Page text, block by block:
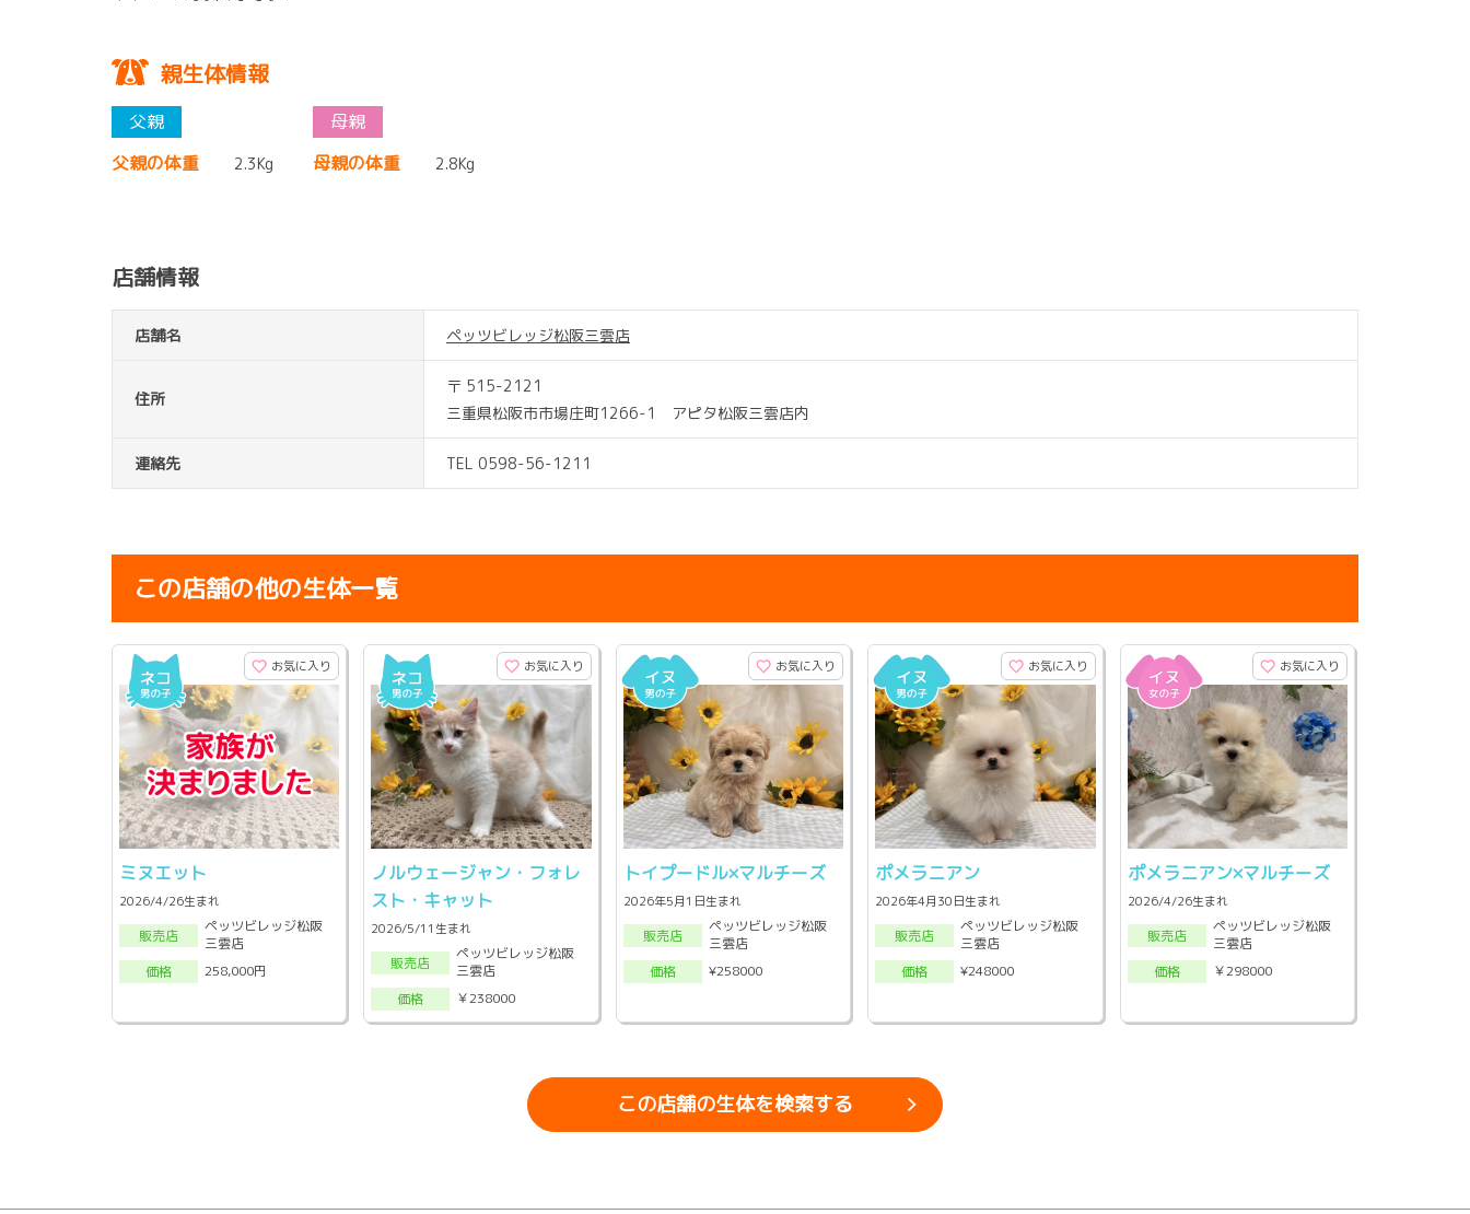
親生体情報
父親の体重 2.3Kg 母親の体重 2.8Kg
店舗情報
店舗名 ペッツビレッジ松阪三雲店
住所
〒 515-2121
三重県松阪市市場庄町1266-1 アピタ松阪三雲店内
連絡先 TEL 0598-56-1211
この店舗の他の生体一覧
お気に入り
ミヌエット
2026/4/26生まれ
販売店
ペッツビレッジ松阪
三雲店
価格
258,000円
お気に入り
ノルウェージャン・フォレ
スト・キャット
2026/5/11生まれ
販売店
ペッツビレッジ松阪
三雲店
価格
￥238000
お気に入り
トイプードル×マルチーズ
2026年5月1日生まれ
販売店
ペッツビレッジ松阪
三雲店
価格
¥258000
お気に入り
ポメラニアン
2026年4月30日生まれ
販売店
ペッツビレッジ松阪
三雲店
価格
¥248000
お気に入り
ポメラニアン×マルチーズ
2026/4/26生まれ
販売店
ペッツビレッジ松阪
三雲店
価格
￥298000
この店舗の生体を検索する